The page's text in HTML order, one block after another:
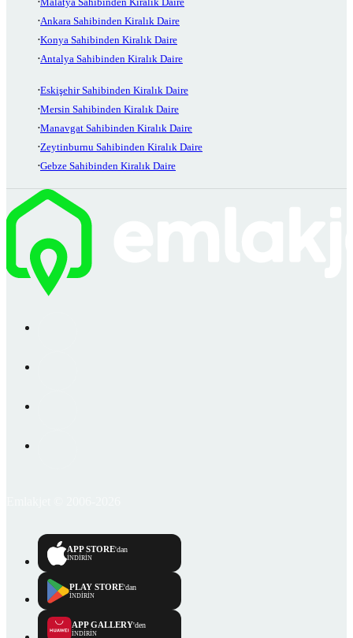
Ankara Sahibinden Kiralık Daire
Konya Sahibinden Kiralık Daire
Antalya Sahibinden Kiralık Daire
Eskişehir Sahibinden Kiralık Daire
Mersin Sahibinden Kiralık Daire
Manavgat Sahibinden Kiralık Daire
Zeytinburnu Sahibinden Kiralık Daire
Gebze Sahibinden Kiralık Daire
APP STORE'dan
İNDİRİN
PLAY STORE'dan
İNDİRİN
APP GALLERY'den
İNDİRİN